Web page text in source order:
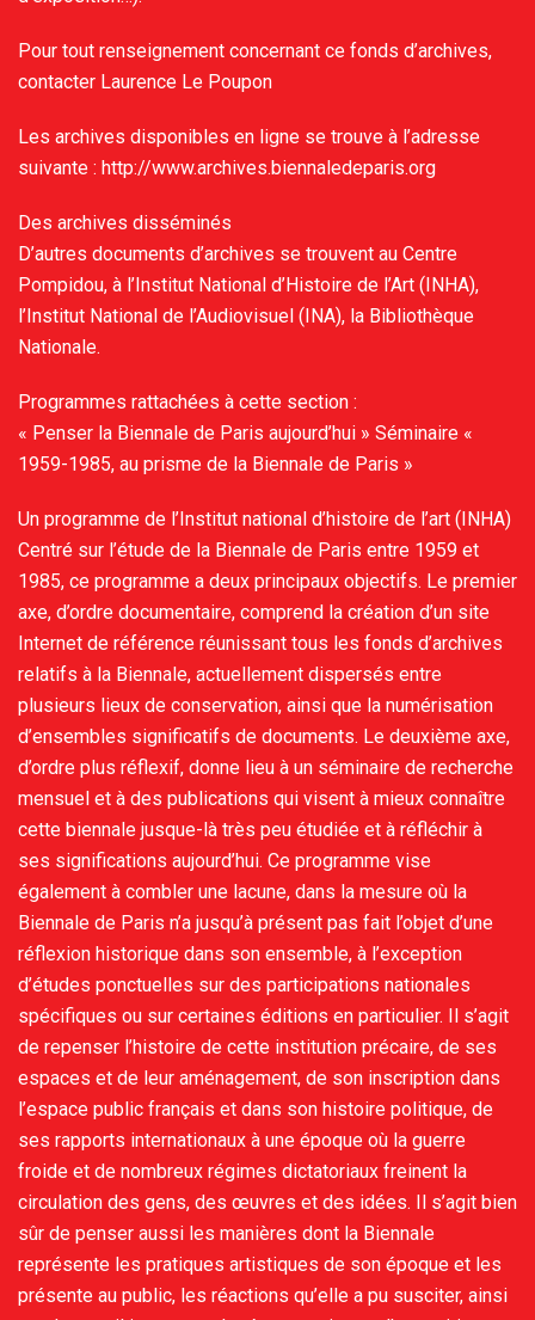
Pour tout renseignement concernant ce fonds d’archives,
contacter Laurence Le Poupon
Les archives disponibles en ligne se trouve à l’adresse
suivante : http://www.archives.biennaledeparis.org
Des archives disséminés
D’autres documents d’archives se trouvent au Centre
Pompidou, à l’Institut National d’Histoire de l’Art (INHA),
l’Institut National de l’Audiovisuel (INA), la Bibliothèque
Nationale.
Programmes rattachées à cette section :
« Penser la Biennale de Paris aujourd’hui » Séminaire «
1959-1985, au prisme de la Biennale de Paris »
Un programme de l’Institut national d’histoire de l’art (INHA)
Centré sur l’étude de la Biennale de Paris entre 1959 et
1985, ce programme a deux principaux objectifs. Le premier
axe, d’ordre documentaire, comprend la création d’un site
Internet de référence réunissant tous les fonds d’archives
relatifs à la Biennale, actuellement dispersés entre
plusieurs lieux de conservation, ainsi que la numérisation
d’ensembles significatifs de documents. Le deuxième axe,
d’ordre plus réflexif, donne lieu à un séminaire de recherche
mensuel et à des publications qui visent à mieux connaître
cette biennale jusque-là très peu étudiée et à réfléchir à
ses significations aujourd’hui. Ce programme vise
également à combler une lacune, dans la mesure où la
Biennale de Paris n’a jusqu’à présent pas fait l’objet d’une
réflexion historique dans son ensemble, à l’exception
d’études ponctuelles sur des participations nationales
spécifiques ou sur certaines éditions en particulier. Il s’agit
de repenser l’histoire de cette institution précaire, de ses
espaces et de leur aménagement, de son inscription dans
l’espace public français et dans son histoire politique, de
ses rapports internationaux à une époque où la guerre
froide et de nombreux régimes dictatoriaux freinent la
circulation des gens, des œuvres et des idées. Il s’agit bien
sûr de penser aussi les manières dont la Biennale
représente les pratiques artistiques de son époque et les
présente au public, les réactions qu’elle a pu susciter, ainsi